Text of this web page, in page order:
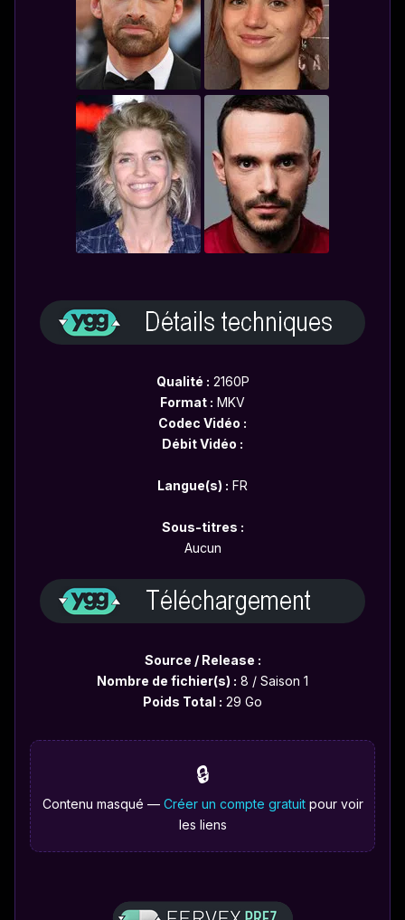
Qualité : 2160P
Format : MKV
Codec Vidéo :
Débit Vidéo :
Langue(s) : FR
Sous-titres :
Aucun
Source / Release :
Nombre de fichier(s) : 8 / Saison 1
Poids Total : 29 Go
🔒
Contenu masqué — Créer un compte gratuitpour voir
les liens